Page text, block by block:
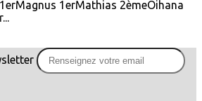
1erMathias 2èmeOihana